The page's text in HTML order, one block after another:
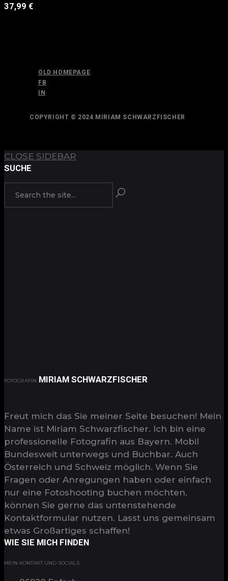
37,99 €
OLD HOMEPAGE
FB
IN
COPYRIGHT © 2024 MIRIAM SCHWARZFISCHER
CLOSE SIDEBAR
SUCHE
FOTOGRAFIN MIRIAM SCHWARZFISCHER
Freut mich das Sie meiner Seite besuchen! Mein
Name ist Miriam Schwarzfischer. Ich bin eine
professionelle Fotografin aus Bayern. Mobil
Bundesweit unterwegs und Buchbar. Auch
Österreich und Schweiz möglich. Wenn Sie
Fragen oder Anregungen haben oder einfach
nur eine Fotoshooting buchen möchten,
können Sie gerne das untenstehende
Kontaktformular nutzen. Lasst uns gemeinsam
etwas Großartiges schaffen!
WIE SIE MICH FINDEN
MEIN KONTAKT UND SOCIALS